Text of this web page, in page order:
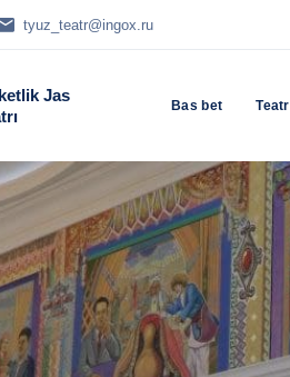
tyuz_teatr@ingox.ru
Jas
Bas bet Teatr